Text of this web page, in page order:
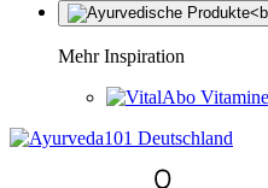
Mehr Inspiration